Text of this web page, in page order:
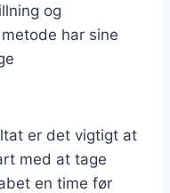
og
har sine
er det vigtigt at
med at tage
en time før